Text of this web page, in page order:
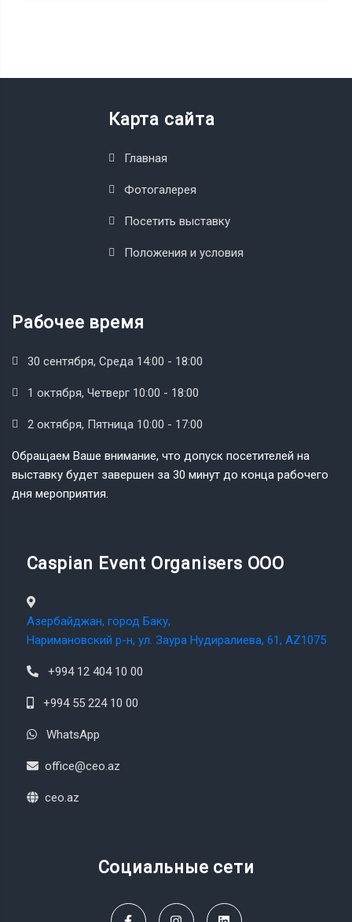
Карта сайта
Главная
Фотогалерея
Посетить выставку
Положения и условия
Рабочее время
30 сентября, Среда 14:00 - 18:00
1 октября, Четверг 10:00 - 18:00
2 октября, Пятница 10:00 - 17:00
Обращаем Ваше внимание, что допуск посетителей на
выставку будет завершен за 30 минут до конца рабочего
дня мероприятия.
Caspian Event Organisers OOO
Азербайджан, город Баку,
Наримановский р-н, ул. Заура Нудиралиева, 61, AZ1075
+994 12 404 10 00
+994 55 224 10 00
WhatsApp
office@ceo.az
ceo.az
Социальные сети